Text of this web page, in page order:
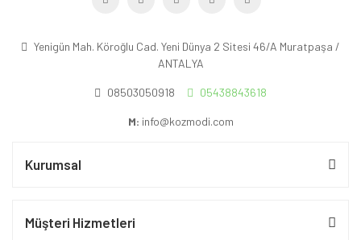
Yenigün Mah. Köroğlu Cad. Yeni Dünya 2 Sitesi 46/A Muratpaşa /
ANTALYA
08503050918 05438843618
M: info@kozmodi.com
Kurumsal
Müşteri Hizmetleri